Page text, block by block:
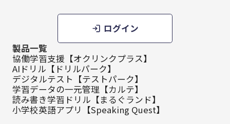
ログイン
製品一覧
協働学習支援【オクリンクプラス】
AIドリル【ドリルパーク】
デジタルテスト【テストパーク】
学習データの一元管理【カルテ】
読み書き学習ドリル【まるぐランド】
小学校英語アプリ【Speaking Quest】